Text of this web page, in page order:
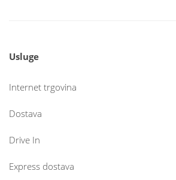
Usluge
Internet trgovina
Dostava
Drive In
Express dostava